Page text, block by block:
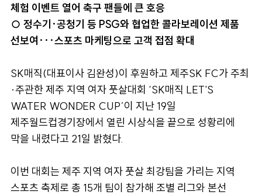
체험 이벤트 열어 축구 팬들에 큰 호응
○ 정수기·공청기 등 PSG와 협업한 콜라보레이션 제품
선보여···스포츠 마케팅으로 고객 접점 확대
SK매직(대표이사 김완성)이 후원하고 제주SK FC가 주최
·주관한 제주 지역 여자 풋살대회 ‘SK매직 LET'S
WATER WONDER CUP’이 지난 19일
제주월드컵경기장에서 열린 시상식을 끝으로 성황리에
막을 내렸다고 21일 밝혔다.
이번 대회는 제주 지역 여자 풋살 최강팀을 가리는 지역
스포츠 축제로 총 15개 팀이 참가해 조별 리그와 본선